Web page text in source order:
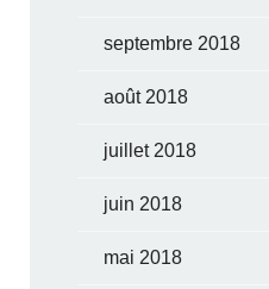
septembre 2018
août 2018
juillet 2018
juin 2018
mai 2018